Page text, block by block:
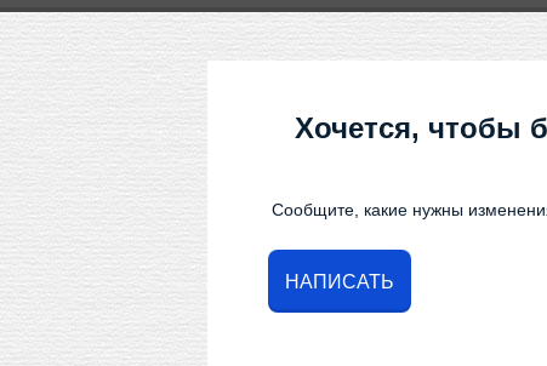
Хочется, чтобы
Сообщите, какие нужны
НАПИСАТЬ